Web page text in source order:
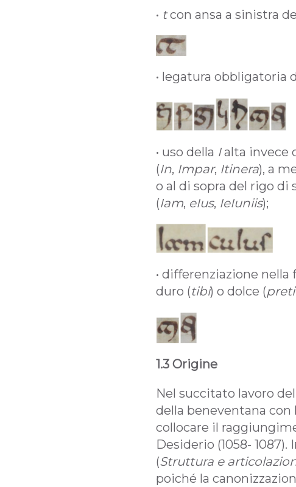
• tcon ansa a sinistra
• legatura obbligatoria
• uso della Ialta invece
(In, Impar, Itinera), a
o al di sopra del rigo di
(Iam, eIus, IeIuniis);
• differenziazione
duro (tibi) o dolce (
1.3 Origine
Nel succitato lavoro
della beneventana con
collocare il
Desiderio (1058-
(Struttura e
poiché la